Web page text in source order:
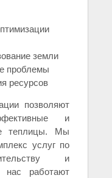
земли
проблемы
ресурсов
позволяют
и
теплицы. Мы
услуг по
и
работают